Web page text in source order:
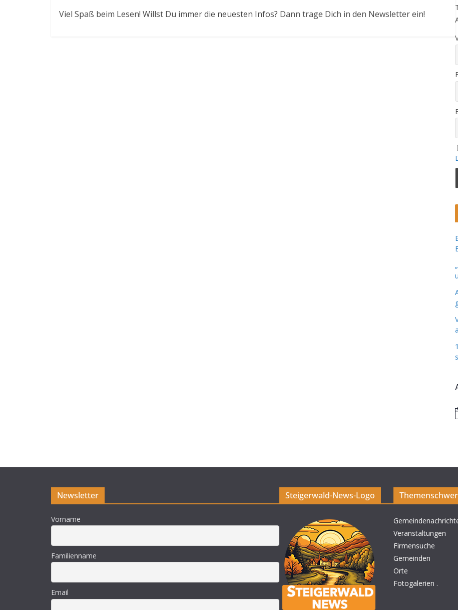
Viel Spaß beim Lesen! Willst Du immer die neuesten Infos? Dann trage Dich in den Newsletter ein!
Newsletter
Vorname
Familienname
Email
Steigerwald-News-Logo
Veranstaltungen
Firmensuche
Gemeinden
Orte
Fotogalerien .